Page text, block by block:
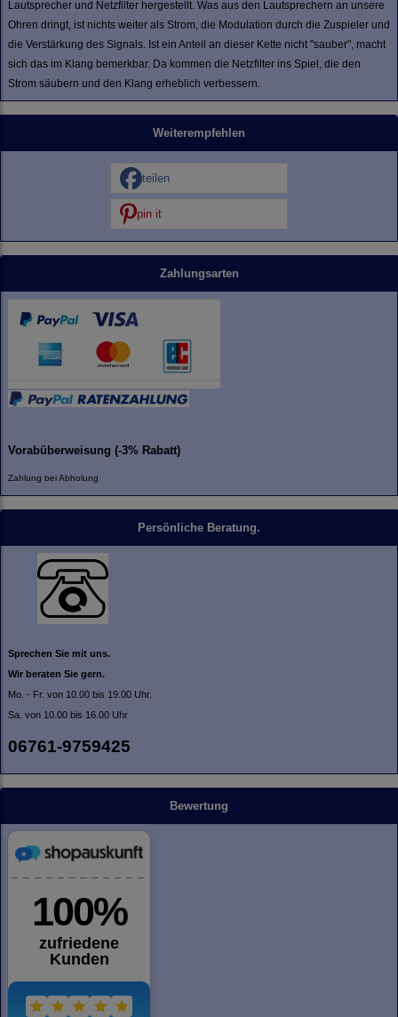
Lautsprecher und Netzfilter hergestellt. Was aus den Lautsprechern an unsere
Ohren dringt, ist nichts weiter als Strom, die Modulation durch die Zuspieler und
die Verstärkung des Signals. Ist ein Anteil an dieser Kette nicht "sauber", macht
sich das im Klang bemerkbar. Da kommen die Netzfilter ins Spiel, die den
Strom säubern und den Klang erheblich verbessern.
Weiterempfehlen
teilen
pin it
Zahlungsarten
Vorabüberweisung (-3% Rabatt)
Zahlung bei Abholung
Persönliche Beratung.
Sprechen Sie mit uns.
Wir beraten Sie gern.
Mo. - Fr. von 10.00 bis 19.00 Uhr.
Sa. von 10.00 bis 16.00 Uhr
06761-9759425
Bewertung